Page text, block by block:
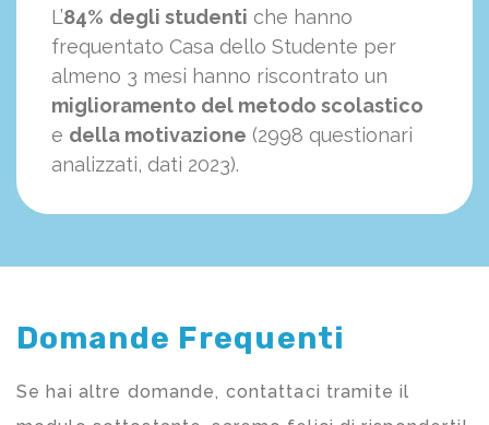
L’84% degli studenti che hanno
frequentato Casa dello Studente per
almeno 3 mesi hanno riscontrato un
miglioramento del metodo scolastico
e della motivazione (2998 questionari
analizzati, dati 2023).
Domande Frequenti
Se hai altre domande, contattaci tramite il